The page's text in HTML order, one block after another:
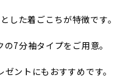
した着ごこちが特徴です。
7分袖タイプをご用意。
ントにもおすすめです。